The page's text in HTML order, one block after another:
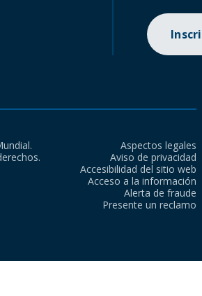
Aspectos legales
Aviso de privacidad
Accesibilidad del sitio web
Acceso a la información
Alerta de fraude
Presente un reclamo